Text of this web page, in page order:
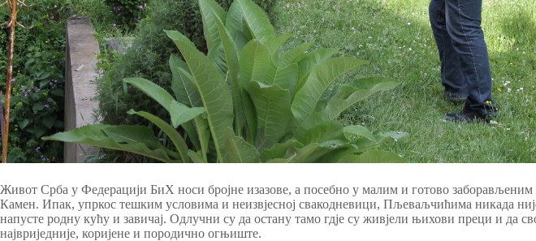
Живот Срба у Федерацији БиХ носи бројне изазове, а посебно у малим и готово заборављеним
Камен. Ипак, упркос тешким условима и неизвјесној свакодневици, Пљеваљчићима никада
напусте родну кућу и завичај. Одлучни су да остану тамо гдје су живјели њихови преци и да
највриједније, коријене и породично огњиште.